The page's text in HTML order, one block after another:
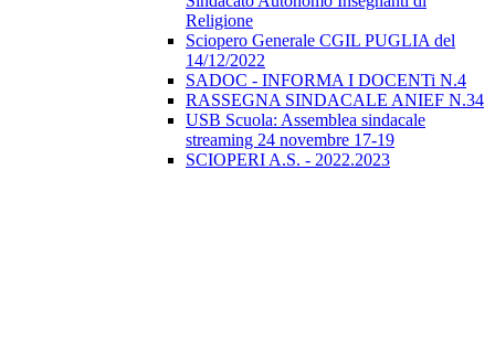
Religione
Sciopero Generale CGIL PUGLIA del
14/12/2022
SADOC - INFORMA I DOCENTi N.4
RASSEGNA SINDACALE ANIEF N.34
USB Scuola: Assemblea sindacale
streaming 24 novembre 17-19
SCIOPERI A.S. - 2022.2023